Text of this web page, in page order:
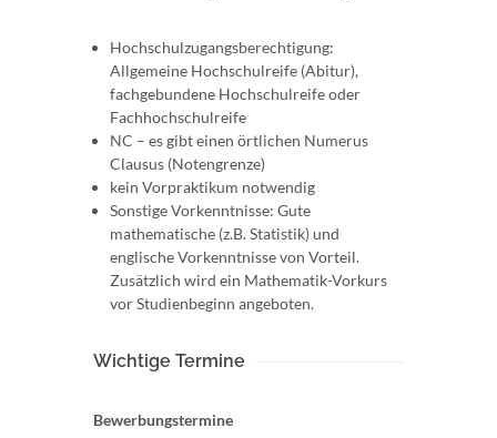
Hochschulzugangsberechtigung:
Allgemeine Hochschulreife (Abitur),
fachgebundene Hochschulreife oder
Fachhochschulreife
NC – es gibt einen örtlichen Numerus
Clausus (Notengrenze)
kein Vorpraktikum notwendig
Sonstige Vorkenntnisse: Gute
mathematische (z.B. Statistik) und
englische Vorkenntnisse von Vorteil.
Zusätzlich wird ein Mathematik-Vorkurs
vor Studienbeginn angeboten.
Wichtige Termine
Bewerbungstermine